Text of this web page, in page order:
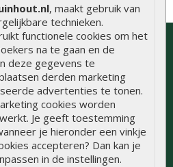
, maakt gebruik van
technieken.
functionele cookies om het
na te gaan en de
deze gegevens te
derden marketing
advertenties te tonen.
cookies worden
Je geeft toestemming
je hieronder een vinkje
accepteren? Dan kan je
in de instellingen.
of neem
advies